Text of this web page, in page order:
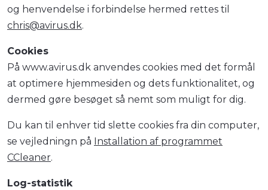
og henvendelse i forbindelse hermed rettes til
chris@avirus.dk.
Cookies
På www.avirus.dk anvendes cookies med det formål
at optimere hjemmesiden og dets funktionalitet, og
dermed gøre besøget så nemt som muligt for dig.
Du kan til enhver tid slette cookies fra din computer,
se vejledningn på Installation af programmet
CCleaner.
Log-statistik